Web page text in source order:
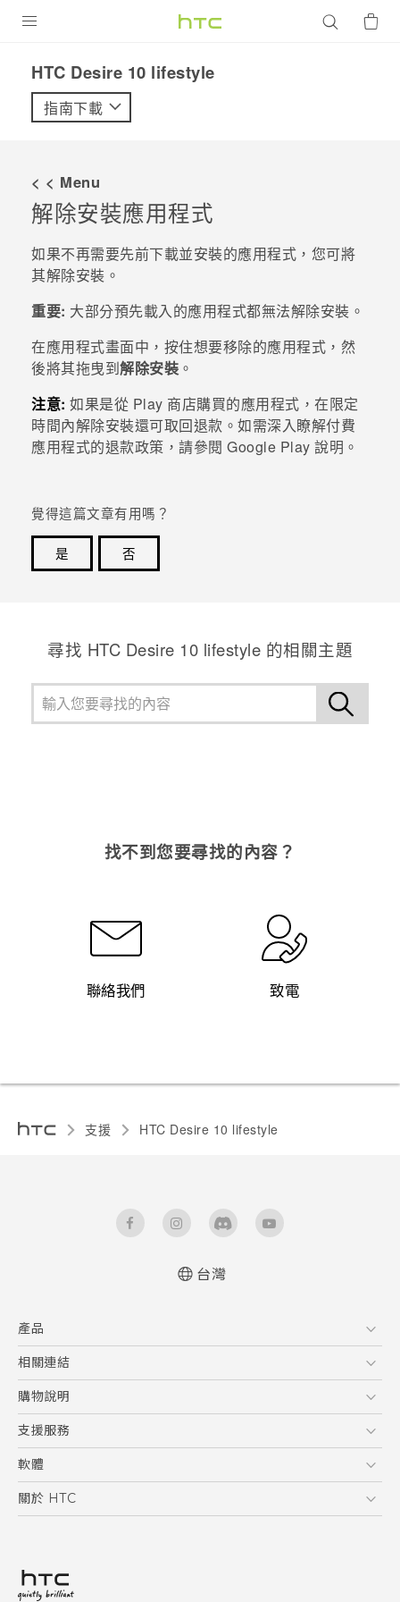
VIVE
配件
優惠專區
焦點訊息
校園專案
銷售門市
銷售通路
支援服務
VIVELAND
登入
HTC Desire 10 lifestyle‎
指南下載
< < Menu
解除安裝應用程式
如果不再需要先前下載並安裝的應用程式，您可將
其解除安裝。
重要: 大部分預先載入的應用程式都無法解除安裝。
在應用程式畫面中，按住想要移除的應用程式，然
後將其拖曳到解除安裝 。
注意: 如果是從 Play 商店購買的應用程式，在限定
時間內解除安裝還可取回退款。如需深入瞭解付費
應用程式的退款政策，請參閱 Google Play 說明。
覺得這篇文章有用嗎？
是
否
尋找 HTC Desire 10 lifestyle 的相關主題
找不到您要尋找的內容？
聯絡我們 致電
支援 HTC Desire 10 lifestyle‎
台灣
產品
5G
智慧型手機
配件
相關連結
HTC Research
購物說明
購物須知
訂單管理
付款方式
支援服務
到府收送維修服務
服務中心資訊
客戶服務佈告欄
軟體
應用程式
HTC Sync Manager
關於 HTC
投資人